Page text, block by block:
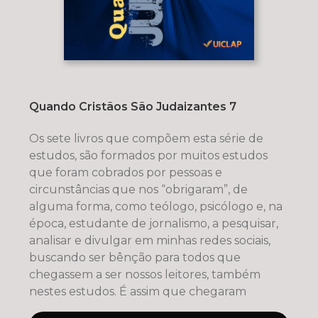
Quando Cristãos São Judaizantes 7
Os sete livros que compõem esta série de
estudos, são formados por muitos estudos
que foram cobrados por pessoas e
circunstâncias que nos “obrigaram”, de
alguma forma, como teólogo, psicólogo e, na
época, estudante de jornalismo, a pesquisar,
analisar e divulgar em minhas redes sociais,
buscando ser bênção para todos que
chegassem a ser nossos leitores, também
nestes estudos. É assim que chegaram